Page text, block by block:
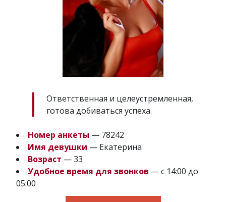
Ответственная и целеустремленная,
готова добиваться успеха.
Номер анкеты — 78242
Имя девушки — Екатерина
Возраст — 33
Удобное время для звонков — с 14:00 до
05:00